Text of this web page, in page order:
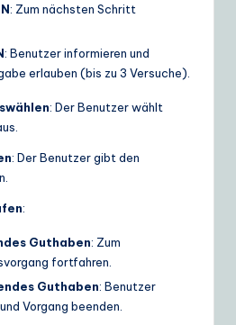
: Zum nächsten Schritt
: Benutzer informieren und
erlauben (bis zu 3 Versuche).
: Der Benutzer wählt
: Der Benutzer gibt den
:
Guthaben: Zum
fortfahren.
Guthaben: Benutzer
Vorgang beenden.